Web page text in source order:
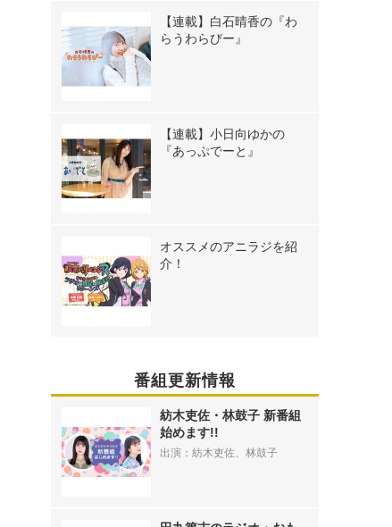
【連載】白石晴香の『わ
らうわらびー』
【連載】小日向ゆかの
『あっぷでーと』
オススメのアニラジを紹
介！
番組更新情報
紡木吏佐・林鼓子 新番組
始めます!!
出演：紡木吏佐、林鼓子